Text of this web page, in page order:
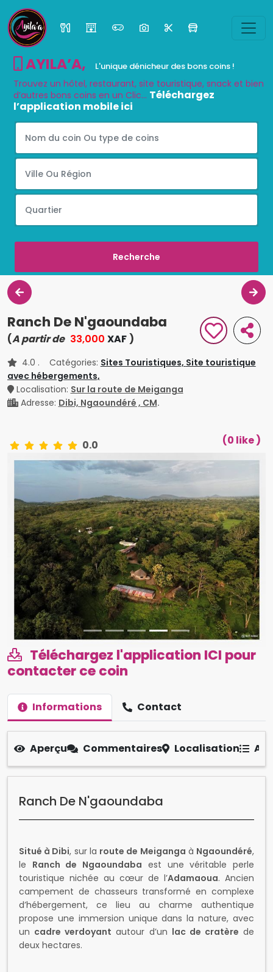
AYILA’A, L'unique dénicheur des bons coins !
Trouvez un hôtel, restaurant, site touristique, snack et bien
d’autres bons coins en un Clic... Téléchargez
l’application mobile ici
Ranch De N'gaoundaba
(A partir de 33,000 XAF )
4.0 . Catégories: Sites Touristiques, Site touristique
avec hébergements,
Localisation: Sur la route de Meiganga
Adresse: Dibi, Ngaoundéré , CM.
0.0 (0 like )
Téléchargez l'application ICI pour
contacter ce coin
Informations
leRanch de Ngaoundabaest une véritable perle
touristique nichée au cœur de l’ Adamaoua. Ancien
campement de chasseurs transformé en complexe
d’hébergement, ce lieu au charme authentique
propose une immersion unique dans la nature, avec
uncadre verdoyantautour d’unlac de cratèrede
deux hectares.